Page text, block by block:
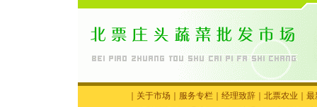
关于市场 服务专栏 经理致辞 北票农业
最